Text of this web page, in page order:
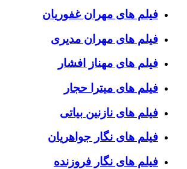
فیلم های مهران غفوریان
فیلم های مهران مدیری
فیلم های مهناز افشار
فیلم های میترا حجار
فیلم های نازنین بیاتی
فیلم های نگار جواهریان
فیلم های نگار فروزنده